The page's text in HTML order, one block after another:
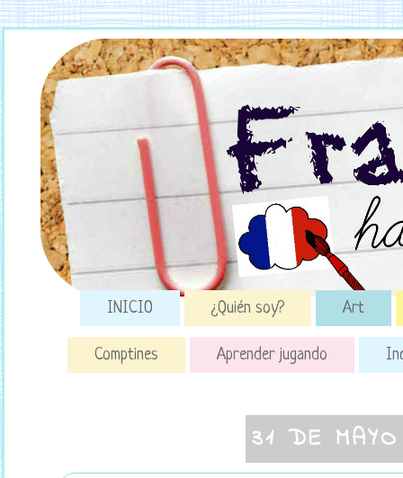
INICIO ¿Quién soy? Art
Comptines Aprender jugando
31 DE